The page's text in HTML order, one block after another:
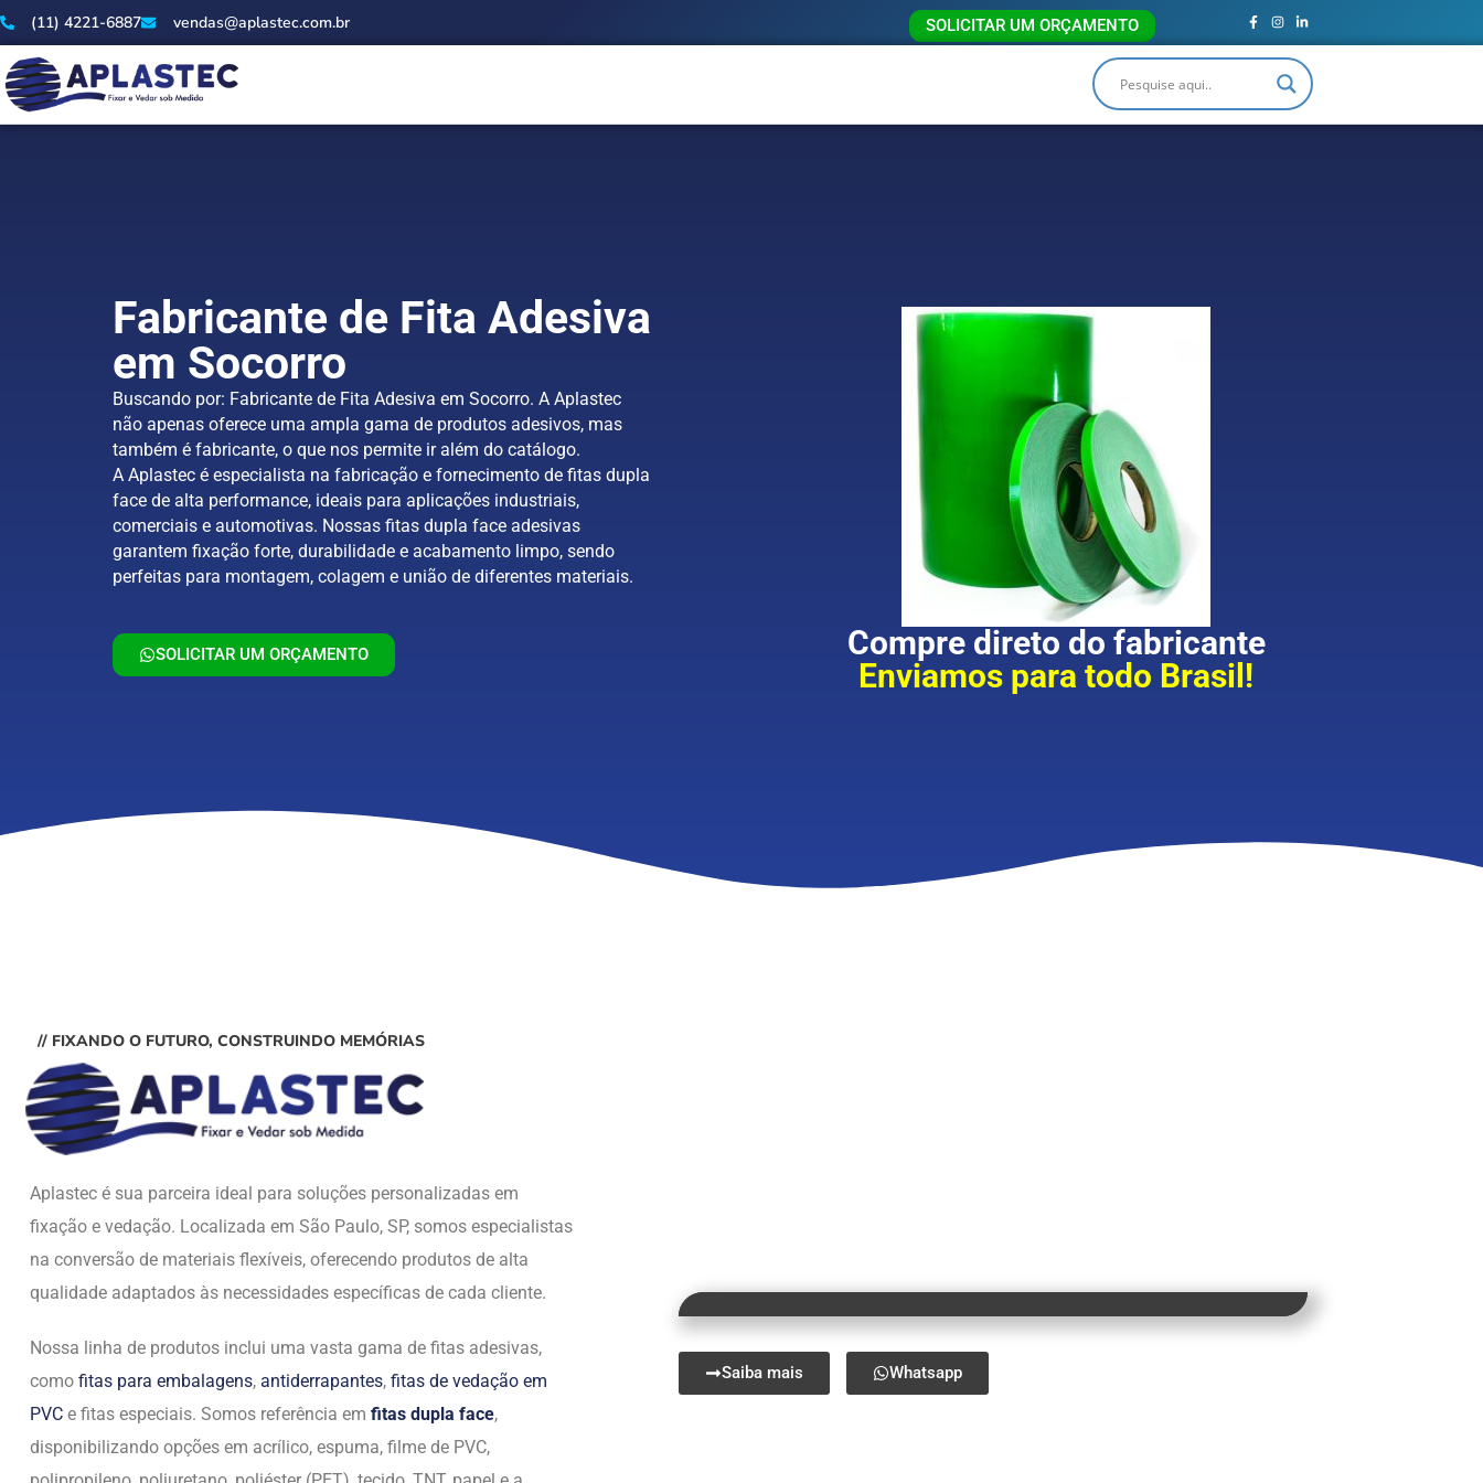
(11) 4221-6887 vendas@aplastec.com.br SOLICITAR UM ORÇAMENTO
Fabricante de Fita Adesiva
em Socorro
Buscando por: Fabricante de Fita Adesiva em Socorro. A Aplastec
não apenas oferece uma ampla gama de produtos adesivos, mas
também é fabricante, o que nos permite ir além do catálogo.
A Aplastec é especialista na fabricação e fornecimento de fitas dupla
face de alta performance, ideais para aplicações industriais,
comerciais e automotivas. Nossas fitas dupla face adesivas
garantem fixação forte, durabilidade e acabamento limpo, sendo
perfeitas para montagem, colagem e união de diferentes materiais.
SOLICITAR UM ORÇAMENTO
Compre direto do fabricante
Enviamos para todo Brasil!
// FIXANDO O FUTURO, CONSTRUINDO MEMÓRIAS
Aplastec é sua parceira ideal para soluções personalizadas em
fixação e vedação. Localizada em São Paulo, SP, somos especialistas
na conversão de materiais flexíveis, oferecendo produtos de alta
qualidade adaptados às necessidades específicas de cada cliente.
Nossa linha de produtos inclui uma vasta gama de fitas adesivas,
como fitas para embalagens, antiderrapantes, fitas de vedação em
PVC e fitas especiais. Somos referência em fitas dupla face,
disponibilizando opções em acrílico, espuma, filme de PVC,
Saiba mais Whatsapp